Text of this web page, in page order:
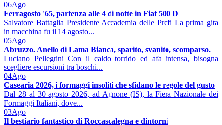
06Ago
Ferragosto '65, partenza alle 4 di notte in Fiat 500 D
Salvatore Battaglia Presidente Accademia delle Prefi La prima gita
in macchina fu il 14 agosto...
05Ago
Abruzzo. Anello di Lama Bianca, sparito, svanito, scomparso.
Luciano Pellegrini Con il caldo torrido ed afa intensa, bisogna
scegliere escursioni tra boschi...
04Ago
Casearia 2026, i formaggi insoliti che sfidano le regole del gusto
Dal 28 al 30 agosto 2026, ad Agnone (IS), la Fiera Nazionale dei
Formaggi Italiani, dove...
03Ago
Il bestiario fantastico di Roccascalegna e dintorni